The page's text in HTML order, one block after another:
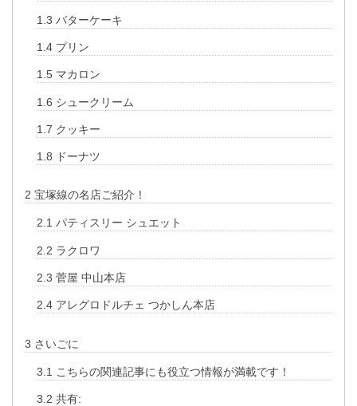
1.3 バターケーキ
1.4 プリン
1.5 マカロン
1.6 シュークリーム
1.7 クッキー
1.8 ドーナツ
2 宝塚線の名店ご紹介！
2.1 パティスリー シュエット
2.2 ラクロワ
2.3 菅屋 中山本店
2.4 アレグロドルチェ つかしん本店
3 さいごに
3.1 こちらの関連記事にも役立つ情報が満載です！
3.2 共有: